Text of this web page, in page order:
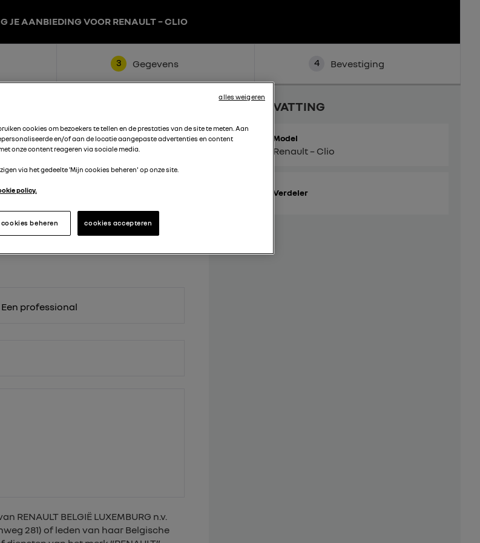
JE AANBIEDING VOOR RENAULT – CLIO
3 Gegevens 4 Bevestiging
Een professional
BELGIË LUXEMBURG n.v.
281) of leden van haar Belgische
SAMENVATTING
Model
Renault – Clio
Verdeler
cookies om bezoekers te tellen en de prestaties van de site te meten. Aan
en/of aan de locatie aangepaste advertenties en content
onze content reageren via sociale media.
via het gedeelte 'Mijn cookies beheren' op onze site.
policy.
cookies accepteren
cookies beheren
alles weigeren